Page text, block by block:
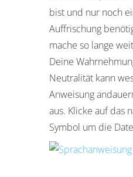
bist und nur noch
Auffrischung
mache so lange
Deine
Neutralität kann
Anweisung
aus. Klicke auf das
Symbol um die